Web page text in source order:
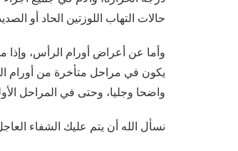
حالات التهاب اللوزتين الحاد أو
وأما عن أعراض أورام الرأس،
يكون في مراحل متأخرة من أورام
واضحا وجليا، وحتى في المراحل
نسأل الله أن يتم عليك الشفاء